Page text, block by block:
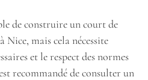
de construire un court de
mais cela nécessite
et le respect des normes
recommandé de consulter un